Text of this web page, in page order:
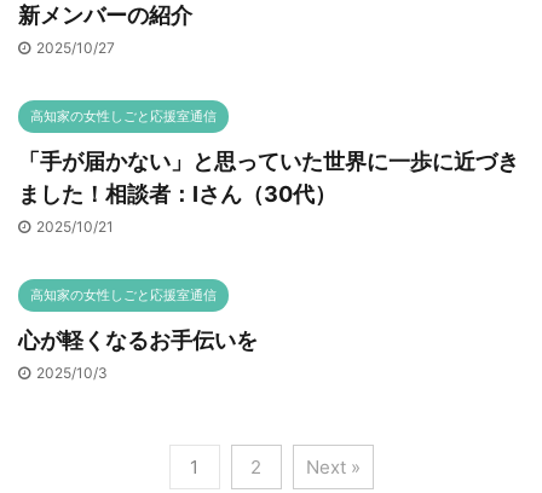
新メンバーの紹介
2025/10/27
高知家の女性しごと応援室通信
「手が届かない」と思っていた世界に一歩に近づき
ました！相談者：Iさん（30代）
2025/10/21
高知家の女性しごと応援室通信
心が軽くなるお手伝いを
2025/10/3
1 2 Next »